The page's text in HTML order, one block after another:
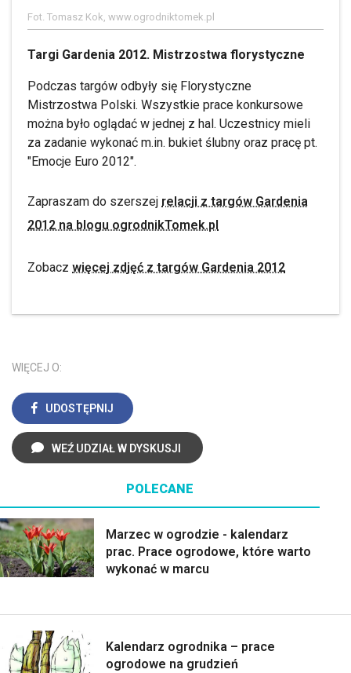
Fot. Tomasz Kok, www.ogrodniktomek.pl
Targi Gardenia 2012. Mistrzostwa florystyczne
Podczas targów odbyły się Florystyczne
Mistrzostwa Polski. Wszystkie prace konkursowe
można było oglądać w jednej z hal. Uczestnicy mieli
za zadanie wykonać m.in. bukiet ślubny oraz pracę pt.
"Emocje Euro 2012".
Zapraszam do szerszej relacji z targów Gardenia
2012 na blogu ogrodnikTomek.pl
Zobacz więcej zdjęć z targów Gardenia 2012
WIĘCEJ O:
UDOSTĘPNIJ
WEŹ UDZIAŁ W DYSKUSJI
POLECANE
Marzec w ogrodzie - kalendarz
prac. Prace ogrodowe, które warto
wykonać w marcu
Kalendarz ogrodnika – prace
ogrodowe na grudzień